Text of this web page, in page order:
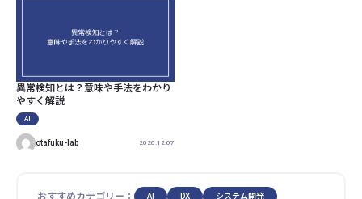
異常検知とは？意味や手法をわかり
やすく解説
AI
otafuku-lab 2020.12.07
AI DX システム開発